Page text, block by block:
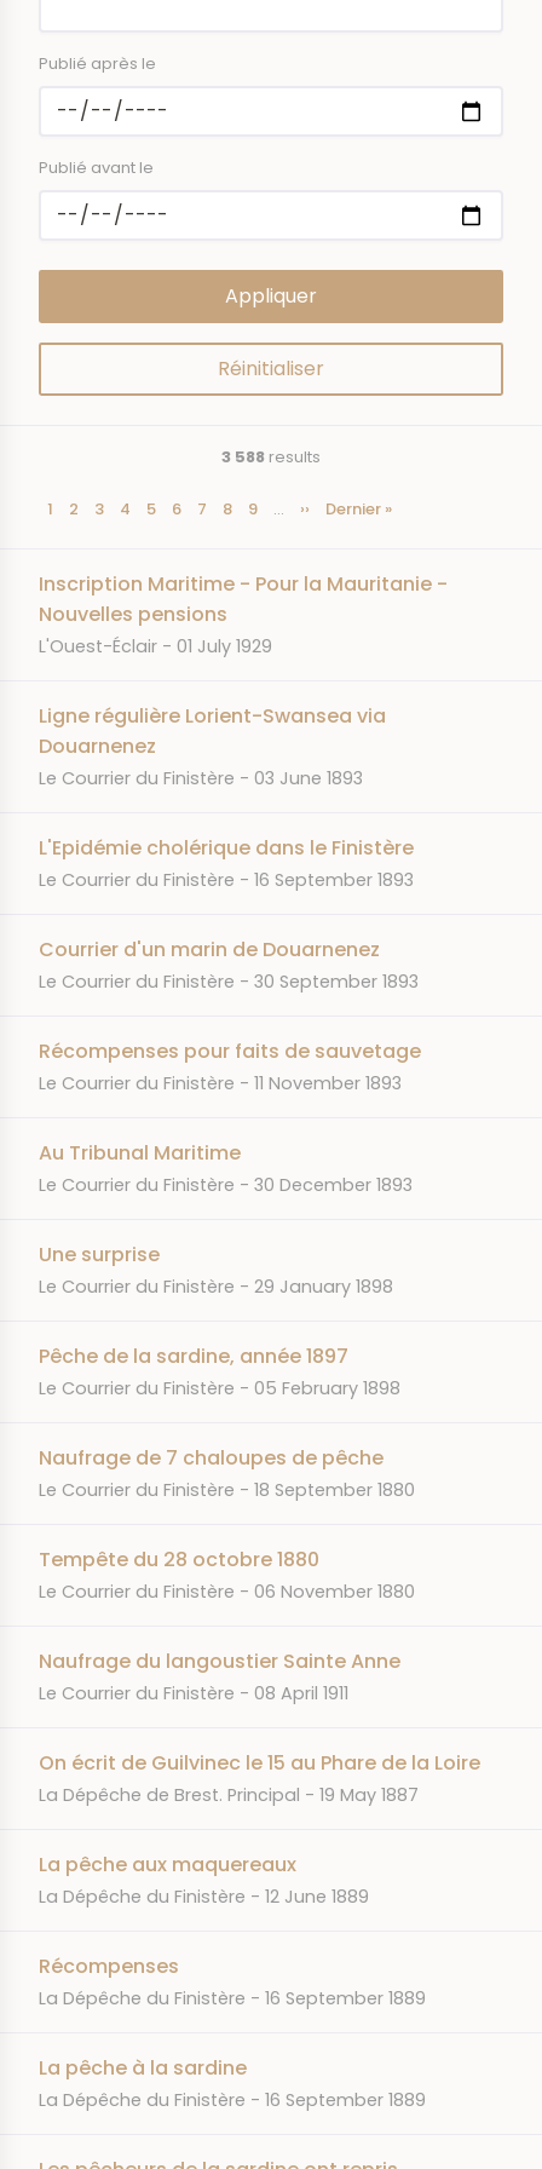
Publié après le
Publié avant le
3 588 results
Pagination
Current
1 Page
2 Page
3 Page
4 Page
5 Page
6 Page
7 Page
8 Page
9 …
Next
››
Last
Dernier »
Inscription Maritime - Pour la Mauritanie -
Nouvelles pensions
JOURNAL
L'Ouest-Éclair DATE
01 July 1929
Ligne régulière Lorient-Swansea via
Douarnenez
JOURNAL
Le Courrier du Finistère DATE
03 June 1893
L'Epidémie cholérique dans le Finistère
JOURNAL
Le Courrier du Finistère DATE
16 September 1893
Courrier d'un marin de Douarnenez
JOURNAL
Le Courrier du Finistère DATE
30 September 1893
Récompenses pour faits de sauvetage
JOURNAL
Le Courrier du Finistère DATE
11 November 1893
Au Tribunal Maritime
JOURNAL
Le Courrier du Finistère DATE
30 December 1893
Une surprise
JOURNAL
Le Courrier du Finistère DATE
29 January 1898
Pêche de la sardine, année 1897
JOURNAL
Le Courrier du Finistère DATE
05 February 1898
Naufrage de 7 chaloupes de pêche
JOURNAL
Le Courrier du Finistère DATE
18 September 1880
Tempête du 28 octobre 1880
JOURNAL
Le Courrier du Finistère DATE
06 November 1880
Naufrage du langoustier Sainte Anne
JOURNAL
Le Courrier du Finistère DATE
08 April 1911
On écrit de Guilvinec le 15 au Phare de la Loire
JOURNAL
La Dépêche de Brest. Principal DATE
19 May 1887
La pêche aux maquereaux
JOURNAL
La Dépêche du Finistère DATE
12 June 1889
Récompenses
JOURNAL
La Dépêche du Finistère DATE
16 September 1889
La pêche à la sardine
JOURNAL
La Dépêche du Finistère DATE
16 September 1889